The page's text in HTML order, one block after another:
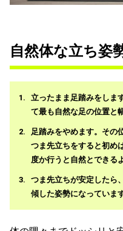
自然体な立ち姿
立ったまま足踏みをしま
て最も自然な足の位置と
足踏みをやめます。その
つま先立ちをすると初め
度か行うと自然とできる
つま先立ちが安定したら
傾した姿勢になっています